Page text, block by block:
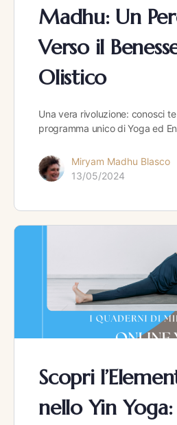
Madhu: Un
Verso il
Olistico
Una vera rivoluzione: conosci
programma unico di Yoga ed
Miryam Madhu Blasco
13/05/2024
Scopri
nello Yin